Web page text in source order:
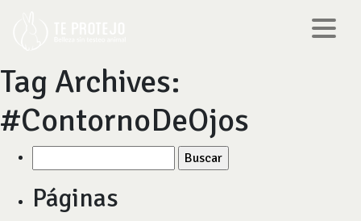
Tag Archives:
#ContornoDeOjos
por:
Páginas